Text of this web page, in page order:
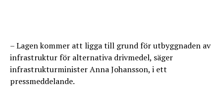
– Lagen kommer att ligga till grund för utbyggnaden av
infrastruktur för alternativa drivmedel, säger
infrastrukturminister Anna Johansson, i ett
pressmeddelande.